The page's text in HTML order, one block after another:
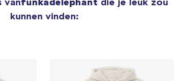
kunnen vinden: